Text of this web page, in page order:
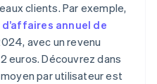
clients. Par exemple,
annuel de
avec un revenu
euros. Découvrez dans
par utilisateur est